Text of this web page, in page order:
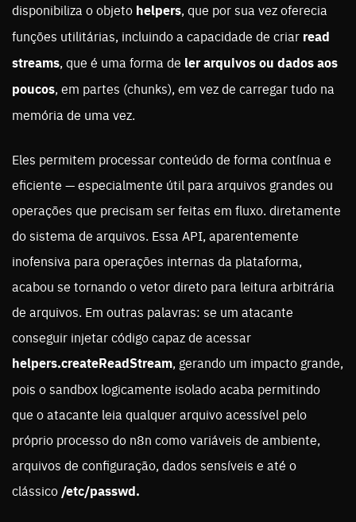
disponibiliza o objeto helpers, que por sua vez oferecia
funções utilitárias, incluindo a capacidade de criar read
streams, que é uma forma de ler arquivos ou dados aos
poucos, em partes (chunks), em vez de carregar tudo na
memória de uma vez.
Eles permitem processar conteúdo de forma contínua e
eficiente — especialmente útil para arquivos grandes ou
operações que precisam ser feitas em fluxo. diretamente
do sistema de arquivos. Essa API, aparentemente
inofensiva para operações internas da plataforma,
acabou se tornando o vetor direto para leitura arbitrária
de arquivos. Em outras palavras: se um atacante
conseguir injetar código capaz de acessar
helpers.createReadStream, gerando um impacto grande,
pois o sandbox logicamente isolado acaba permitindo
que o atacante leia qualquer arquivo acessível pelo
próprio processo do n8n como variáveis de ambiente,
arquivos de configuração, dados sensíveis e até o
clássico /etc/passwd.